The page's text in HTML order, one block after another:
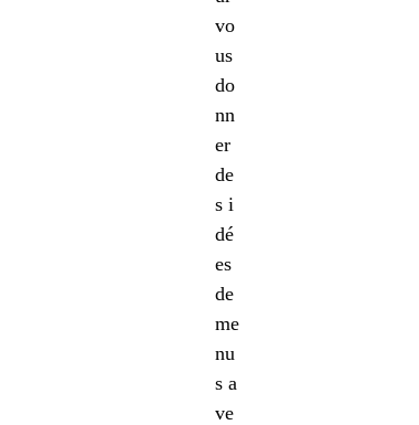
vo
us
do
nn
er
de
s i
dé
es
de
me
nu
s a
ve